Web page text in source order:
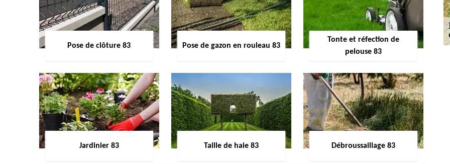
Pose de clôture 83 Pose de gazon en rouleau 83
Tonte et réfection de
pelouse 83
Jardinier 83 Taille de haie 83 Débroussaillage 83